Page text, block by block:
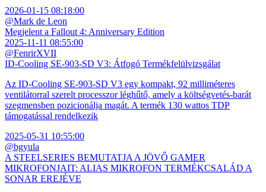
2026-01-15 08:18:00
@Mark de Leon
Megjelent a Fallout 4: Anniversary Edition
2025-11-11 08:55:00
@FenrirXVII
ID-Cooling SE-903-SD V3: Átfogó Termékfelülvizsgálat
Az ID-Cooling SE-903-SD V3 egy kompakt, 92 milliméteres
ventilátorral szerelt processzor léghűtő, amely a költségvetés-barát
szegmensben pozicionálja magát. A termék 130 wattos TDP
támogatással rendelkezik
2025-05-31 10:55:00
@bgyula
A STEELSERIES BEMUTATJA A JÖVŐ GAMER
MIKROFONJAIT: ALIAS MIKROFON TERMÉKCSALÁD A
SONAR EREJÉVE